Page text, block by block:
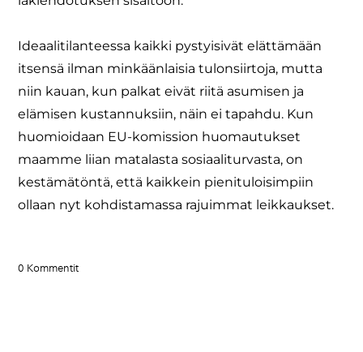
Ideaalitilanteessa kaikki pystyisivät elättämään
itsensä ilman minkäänlaisia tulonsiirtoja, mutta
niin kauan, kun palkat eivät riitä asumisen ja
elämisen kustannuksiin, näin ei tapahdu. Kun
huomioidaan EU-komission huomautukset
maamme liian matalasta sosiaaliturvasta, on
kestämätöntä, että kaikkein pienituloisimpiin
ollaan nyt kohdistamassa rajuimmat leikkaukset.
0 Kommentit